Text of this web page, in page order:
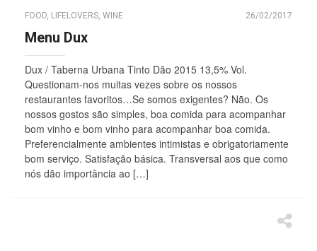
FOOD LIFELOVERS WINE 26/02/2017
Menu Dux
Dux / Taberna Urbana Tinto Dão 2015 13,5% Vol.
Questionam-nos muitas vezes sobre os nossos
restaurantes favoritos…Se somos exigentes? Não. Os
nossos gostos são simples, boa comida para acompanhar
bom vinho e bom vinho para acompanhar boa comida.
Preferencialmente ambientes intimistas e obrigatoriamente
bom serviço. Satisfação básica. Transversal aos que como
nós dão importância ao […]